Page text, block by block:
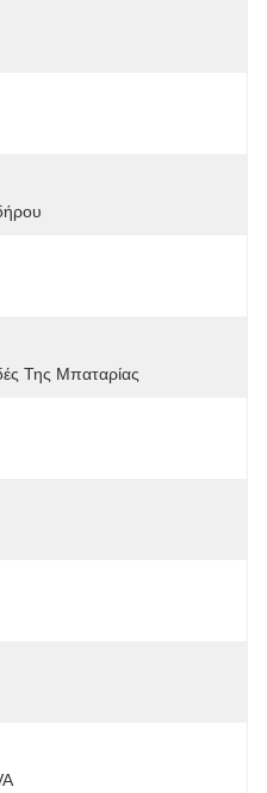
Της Μπαταρίας